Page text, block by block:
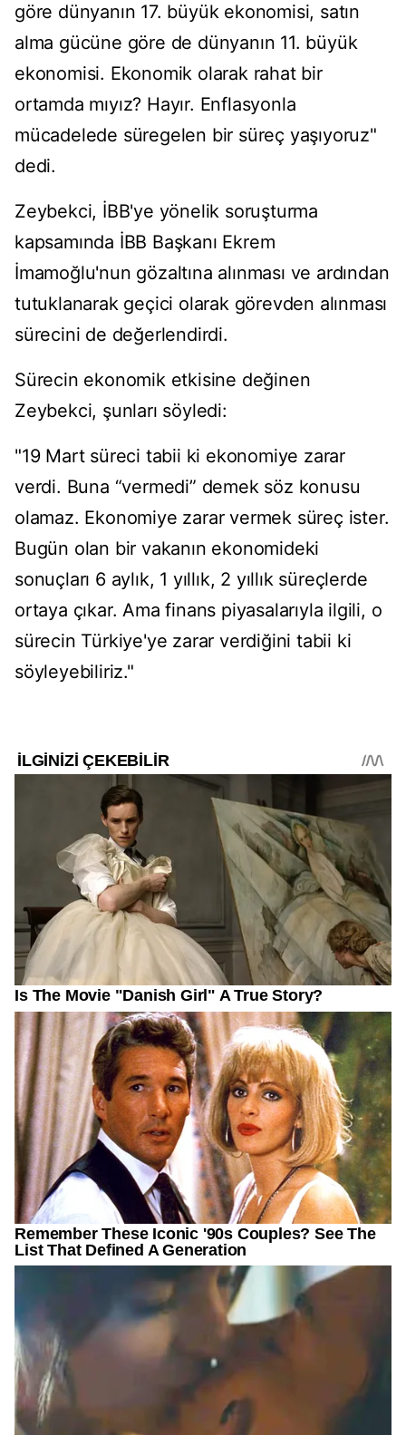
göre dünyanın 17. büyük ekonomisi, satın
alma gücüne göre de dünyanın 11. büyük
ekonomisi. Ekonomik olarak rahat bir
ortamda mıyız? Hayır. Enflasyonla
mücadelede süregelen bir süreç yaşıyoruz"
dedi.
Zeybekci, İBB'ye yönelik soruşturma
kapsamında İBB Başkanı Ekrem
İmamoğlu'nun gözaltına alınması ve ardından
tutuklanarak geçici olarak görevden alınması
sürecini de değerlendirdi.
Sürecin ekonomik etkisine değinen
Zeybekci, şunları söyledi:
"19 Mart süreci tabii ki ekonomiye zarar
verdi. Buna “vermedi” demek söz konusu
olamaz. Ekonomiye zarar vermek süreç ister.
Bugün olan bir vakanın ekonomideki
sonuçları 6 aylık, 1 yıllık, 2 yıllık süreçlerde
ortaya çıkar. Ama finans piyasalarıyla ilgili, o
sürecin Türkiye'ye zarar verdiğini tabii ki
söyleyebiliriz."